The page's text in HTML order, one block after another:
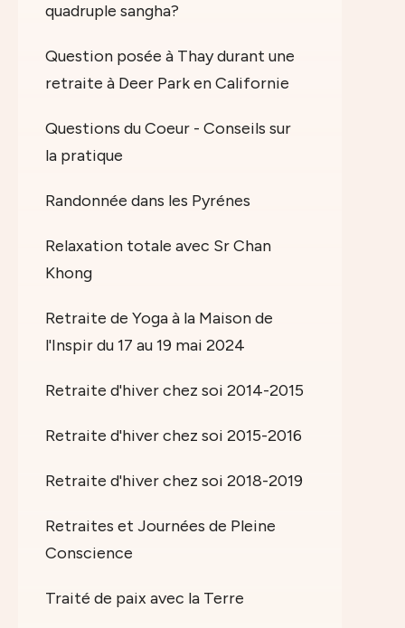
quadruple sangha?
Question posée à Thay durant une
retraite à Deer Park en Californie
Questions du Coeur - Conseils sur
la pratique
Randonnée dans les Pyrénes
Relaxation totale avec Sr Chan
Khong
Retraite de Yoga à la Maison de
l'Inspir du 17 au 19 mai 2024
Retraite d'hiver chez soi 2014-2015
Retraite d'hiver chez soi 2015-2016
Retraite d'hiver chez soi 2018-2019
Retraites et Journées de Pleine
Conscience
Traité de paix avec la Terre